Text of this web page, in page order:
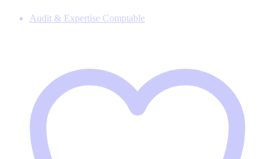
Audit & Expertise Comptable